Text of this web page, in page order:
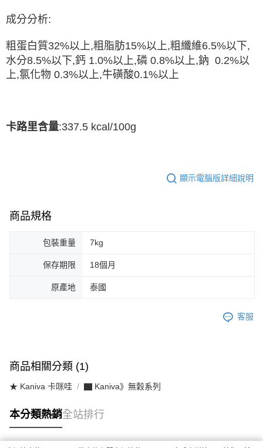
成分分析:
粗蛋白質32%以上,粗脂肪15%以上,粗纖維6.5%以下,
水分8.5%以下,鈣 1.0%以上,磷 0.8%以上,鈉 0.2%以
上,氯化物 0.3%以上,牛磺酸0.1%以上
卡路里含量:337.5 kcal/100g
顯示電腦版詳細說明
商品規格
包裝重量 7kg
保存期限 18個月
原產地 泰國
客服
商品相關分類 (1)
★ Kaniva 卡咪哇 ▇ Kaniva》無穀系列
本分類熱銷全站排行